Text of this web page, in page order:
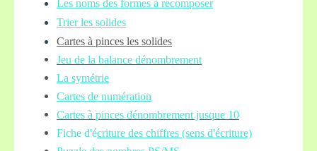
Les noms des formes à recomposer
Trier les solides
Cartes à pinces les solides
Jeu de la balance dénombrement
La symétrie
Cartes de numération
Cartes à pinces dénombrement jusque 10
Fiche d'écriture des chiffres (sens d'écriture)